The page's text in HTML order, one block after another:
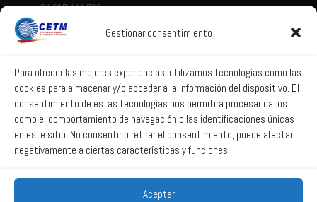
Gestionar consentimiento
Para ofrecer las mejores experiencias, utilizamos tecnologías como las
cookies para almacenar y/o acceder a la información del dispositivo. El
consentimiento de estas tecnologías nos permitirá procesar datos
como el comportamiento de navegación o las identificaciones únicas
en este sitio. No consentir o retirar el consentimiento, puede afectar
negativamente a ciertas características y funciones.
Aceptar
+ 34 917 444 700
Aviso legal
Política de privacidad
Política de Sistema Interno de Información
Política de Cookies
Correo web